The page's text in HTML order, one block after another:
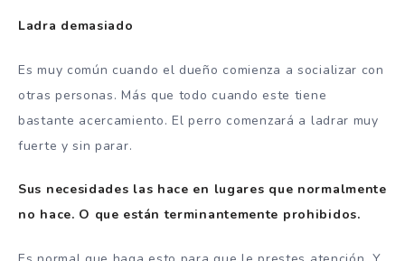
Ladra demasiado
Es muy común cuando el dueño comienza a socializar con
otras personas. Más que todo cuando este tiene
bastante acercamiento. El perro comenzará a ladrar muy
fuerte y sin parar.
Sus necesidades las hace en lugares que normalmente
no hace. O que están terminantemente prohibidos.